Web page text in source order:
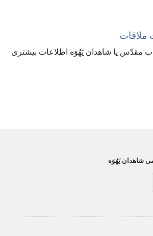
مقدّس یا شاهدان یَهُوَه اطلاعات بیشتری
شاهدان یَهُوَه